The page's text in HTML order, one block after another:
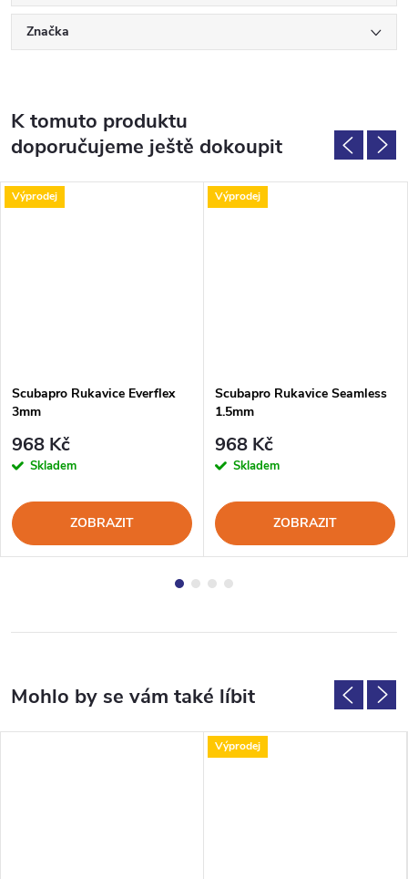
Značka
K tomuto produktu
doporučujeme ještě dokoupit
Výprodej
Scubapro Rukavice Everflex
3mm
968 Kč
Skladem
ZOBRAZIT
Výprodej
Scubapro Rukavice Seamless
1.5mm
968 Kč
Skladem
ZOBRAZIT
Výprodej